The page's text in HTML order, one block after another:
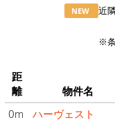
NEW
近
※
距
離
物件名
0m
ハーヴェスト